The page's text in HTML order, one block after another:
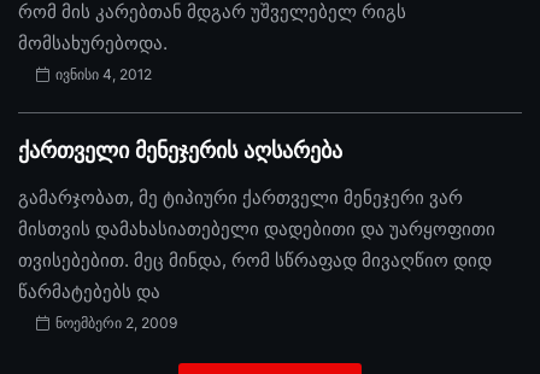
რომ მის კარებთან მდგარ უშველებელ რიგს
მომსახურებოდა.
ივნისი 4, 2012
ქართველი მენეჯერის აღსარება
გამარჯობათ, მე ტიპიური ქართველი მენეჯერი ვარ
მისთვის დამახასიათებელი დადებითი და უარყოფითი
თვისებებით. მეც მინდა, რომ სწრაფად მივაღწიო დიდ
წარმატებებს და
ნოემბერი 2, 2009